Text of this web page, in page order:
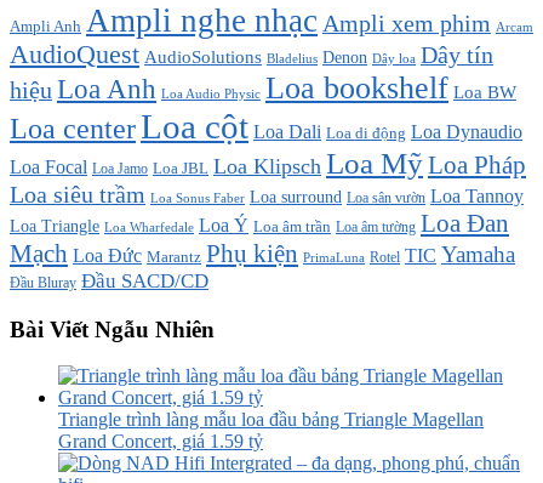
Ampli Anh Ampli nghe nhạc Ampli xem phim Arcam
AudioQuest AudioSolutions Bladelius Denon Dây loa Dây tín
hiệu Loa Anh Loa Audio Physic Loa bookshelf Loa BW
Loa centerLoa cột Loa Dali Loa di động Loa Dynaudio
Loa Focal Loa Jamo Loa JBL Loa Klipsch Loa MỹLoa Pháp
Loa siêu trầm Loa Sonus Faber Loa surround Loa sân vườn Loa Tannoy
Loa Triangle Loa Wharfedale Loa Ý Loa âm trần Loa âm tường Loa Đan
Mạch Loa Đức Marantz Phụ kiện PrimaLuna Rotel TIC Yamaha
Đầu Bluray Đầu SACD/CD
Bài Viết Ngẫu Nhiên
Triangle trình làng mẫu loa đầu bảng Triangle Magellan
Grand Concert, giá 1.59 tỷ